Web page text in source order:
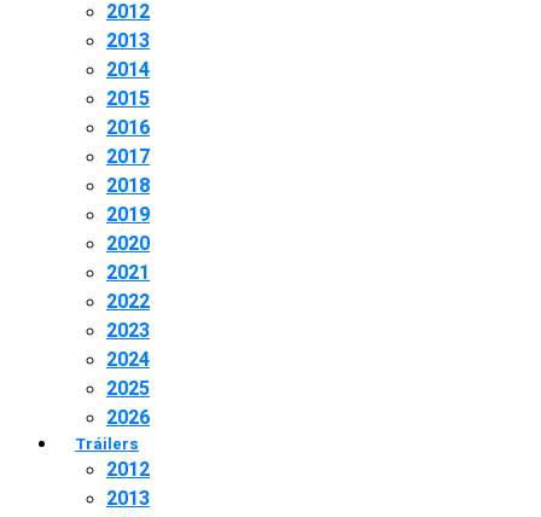
2012
2013
2014
2015
2016
2017
2018
2019
2020
2021
2022
2023
2024
2025
2026
Tráilers
2012
2013